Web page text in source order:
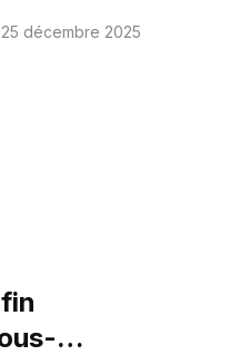
25 décembre 2025